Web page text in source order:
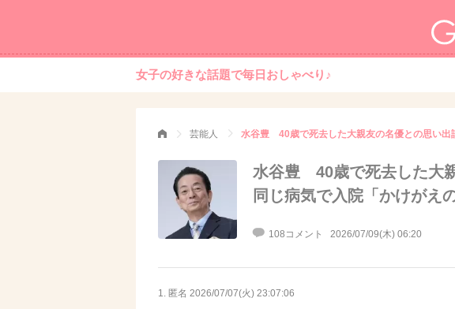
女子の好きな話題で毎日おしゃべり♪
芸能人
水谷豊 40歳で死去した大
同じ病気で入院「かけがえ
108コメント 2026/07/09(木) 06:20
1. 匿名 2026/07/07(火) 23:07:06